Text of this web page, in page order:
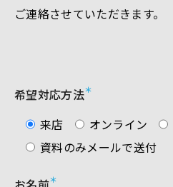
ご連絡させていただきます。
希望対応方法
来店
オンライン
資料のみメールで送付